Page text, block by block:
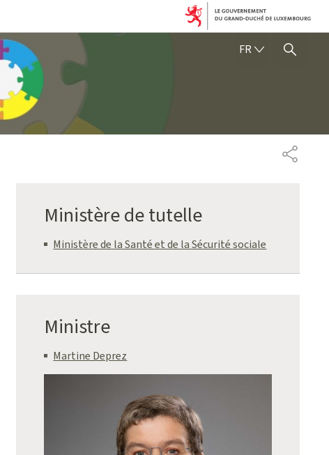
FR FRANÇAIS
AFFICHER / MASQUER
Ministère de tutelle
Ministère de la Santé et de la Sécurité sociale
Ministre
Martine Deprez